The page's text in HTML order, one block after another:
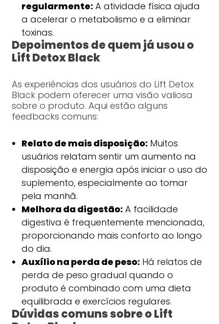
regularmente:A atividade física ajuda
a acelerar o metabolismo e a eliminar
toxinas.
Depoimentos de quem já usou o
Lift Detox Black
As experiências dos usuários do Lift Detox
Black podem oferecer uma visão valiosa
sobre o produto. Aqui estão alguns
feedbacks comuns:
Relato de mais disposição:Muitos
usuários relatam sentir um aumento na
disposição e energia após iniciar o uso do
suplemento, especialmente ao tomar
pela manhã.
Melhora da digestão:A facilidade
digestiva é frequentemente mencionada,
proporcionando mais conforto ao longo
do dia.
Auxílio na perda de peso:Há relatos de
perda de peso gradual quando o
produto é combinado com uma dieta
equilibrada e exercícios regulares.
Dúvidas comuns sobre o Lift